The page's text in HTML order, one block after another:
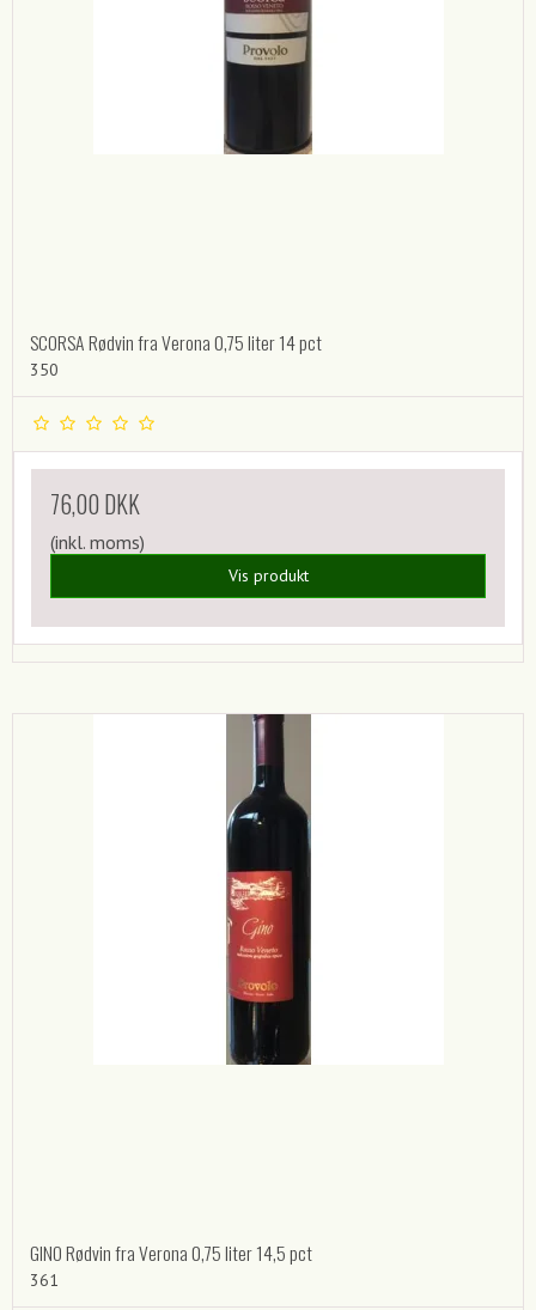
SCORSA Rødvin fra Verona 0,75 liter 14 pct
350
76,00 DKK
(inkl. moms)
Vis produkt
GINO Rødvin fra Verona 0,75 liter 14,5 pct
361